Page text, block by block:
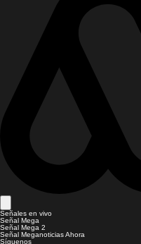
Señales en vivo
Señal Mega
Señal Mega 2
Señal Meganoticias Ahora
Síguenos